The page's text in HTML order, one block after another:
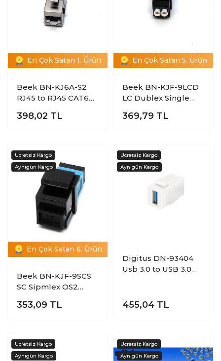
En Çok Satan 1. Ürün
Beek BN-KJ6A-S2
RJ45 to RJ45 CAT6A
Coupler
398,02 TL
En Çok Satan 5. Ürün
Beek BN-KJF-9LCD
LC Dublex Single
Coupler
369,79 TL
En Çok Satan 6. Ürün
Beek BN-KJF-9SCS
SC Sipmlex OS2
Optik Couper
353,09 TL
Digitus DN-93404
Usb 3.0 to USB 3.0
455,04 TL